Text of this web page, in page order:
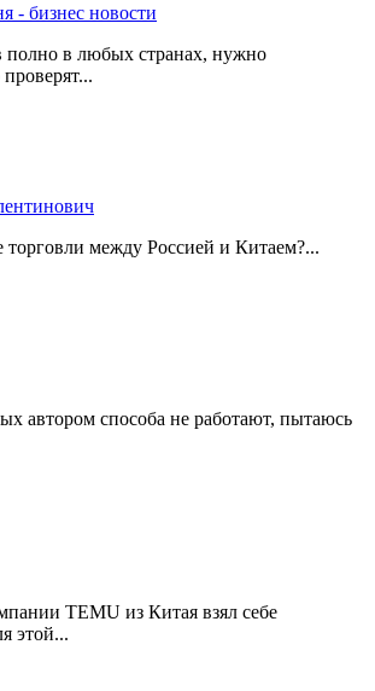
- бизнес новости
в любых странах, нужно
торговли между Россией и Китаем?...
автором способа не работают, пытаюсь
TEMU из Китая взял себе
этой...